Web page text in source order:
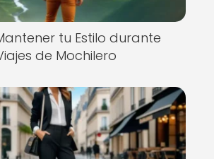
tu Estilo durante
de Mochilero